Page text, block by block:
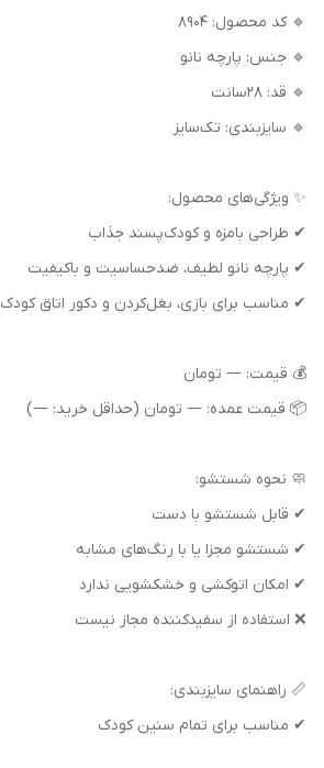
🔹 کد محصول: ۸۹۰۴
🔹 جنس: پارچه نانو
🔹 قد: 28سانت
🔹 سایزبندی: تک‌سایز
✨ ویژگی‌های محصول:
✔ طراحی بامزه و کودک‌پسند جذاب
✔ پارچه نانو لطیف، ضدحساسیت و باکیفیت
✔ مناسب برای بازی، بغل‌کردن و دکور اتاق کودک
💰 قیمت: — تومان
📦 قیمت عمده: — تومان (حداقل خرید: —)
🧼 نحوه شستشو:
✔ قابل شستشو با دست
✔ شستشو مجزا یا با رنگ‌های مشابه
✔ امکان اتوکشی و خشکشویی ندارد
❌ استفاده از سفیدکننده مجاز نیست
📏 راهنمای سایزبندی:
✔ مناسب برای تمام سنین کودک